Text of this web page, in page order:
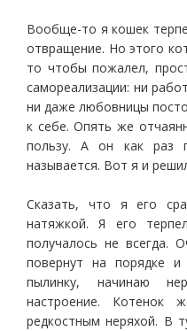
Вообще-то я кошек
отвращение. Но этого
то чтобы пожалел,
самореализации: ни
ни даже любовницы
к себе. Опять же
пользу. А он как раз
называется. Вот я и
Cказать, что я его
натяжкой. Я его
получалось не всегда.
повернут на порядке
пылинку, начинаю
настроение. Котенок
редкостным неряхой. В